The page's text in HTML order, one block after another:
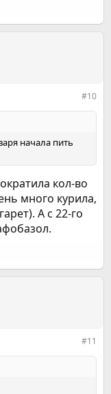
#10
начала пить
кол-во
много курила,
А с 22-го
#11